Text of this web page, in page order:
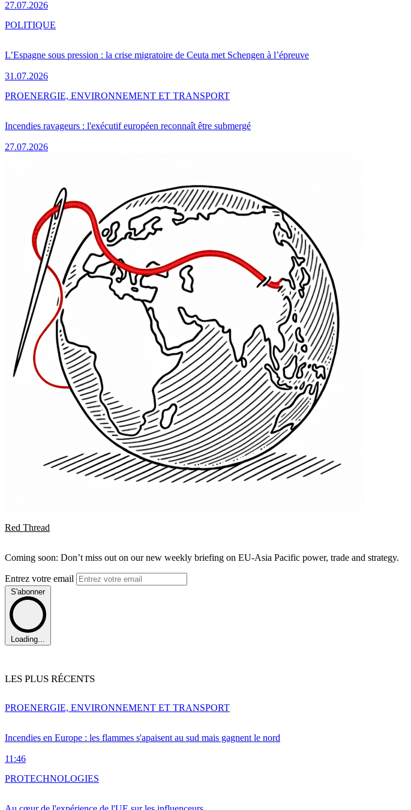
27.07.2026
L’Espagne sous pression : la crise migratoire de Ceuta met Schengen à l’épreuve
31.07.2026
POLITIQUE
Incendies ravageurs : l'exécutif européen reconnaît être submergé
27.07.2026
PROENERGIE, ENVIRONNEMENT ET TRANSPORT
Red Thread
Coming soon: Don’t miss out on our new weekly briefing on EU-Asia Pacific power, trade and strategy.
Entrez votre email
S'abonner
Loading...
LES PLUS RÉCENTS
Incendies en Europe : les flammes s'apaisent au sud mais gagnent le nord
11:46
PROENERGIE, ENVIRONNEMENT ET TRANSPORT
PROTECHNOLOGIES